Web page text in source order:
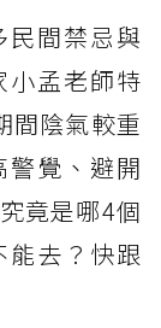
民間禁忌與
小孟老師特
間陰氣較重
警覺、避開
竟是哪4個
能去？快跟